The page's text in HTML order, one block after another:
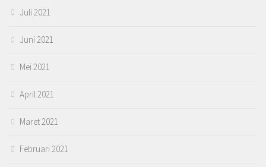
Juli 2021
Juni 2021
Mei 2021
April 2021
Maret 2021
Februari 2021